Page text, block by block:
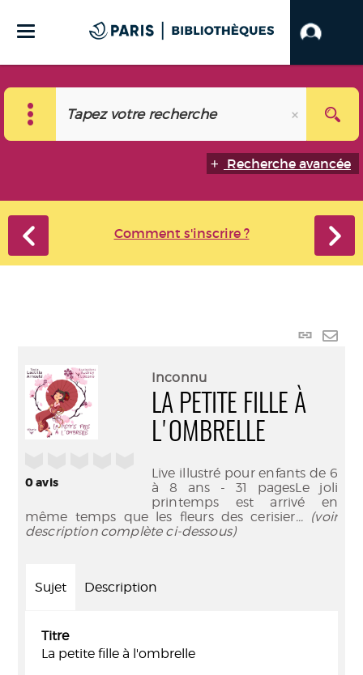
Recherche avancée
Comment s'inscrire ?
Lien
0avis
Inconnu
LA PETITE FILLE À
L'OMBRELLE
Live illustré pour enfants de 6
à 8 ans - 31 pagesLe joli
printemps est arrivé en
même temps que les fleurs des cerisier... (voir
description complète ci-dessous)
Sujet Description
Titre
La petite fille à l'ombrelle